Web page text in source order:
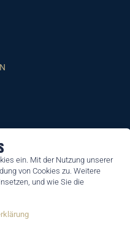
ein. Mit der Nutzung unserer
von Cookies zu. Weitere
und wie Sie die